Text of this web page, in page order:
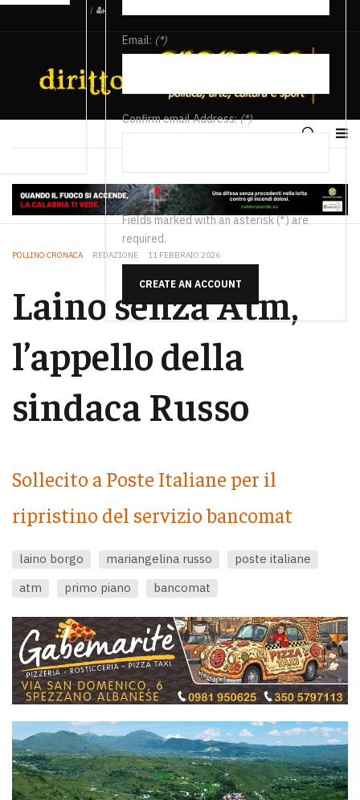
/
Email: (*)
Confirm email Address:(*)
Fields marked with an asterisk (*) are
required.
CREATE AN ACCOUNT
POLLINO CRONACA REDAZIONE 11 FEBBRAIO 2026
Laino senza Atm,
l’appello della
sindaca Russo
Sollecito a Poste Italiane per il
ripristino del servizio bancomat
laino borgo mariangelina russo
poste italiane
atm
primo piano bancomat